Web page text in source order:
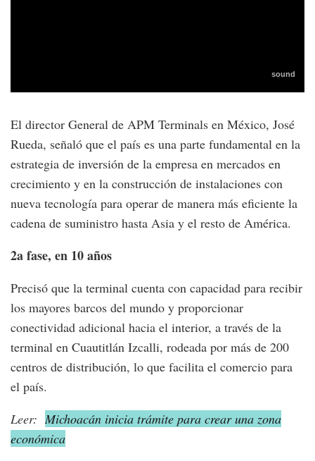
El director General de APM Terminals en México, José
Rueda, señaló que el país es una parte fundamental en la
estrategia de inversión de la empresa en mercados en
crecimiento y en la construcción de instalaciones con
nueva tecnología para operar de manera más eficiente la
cadena de suministro hasta Asia y el resto de América.
2a fase, en 10 años
Precisó que la terminal cuenta con capacidad para recibir
los mayores barcos del mundo y proporcionar
conectividad adicional hacia el interior, a través de la
terminal en Cuautitlán Izcalli, rodeada por más de 200
centros de distribución, lo que facilita el comercio para
el país.
Leer: Michoacán inicia trámite para crear una zona
económica